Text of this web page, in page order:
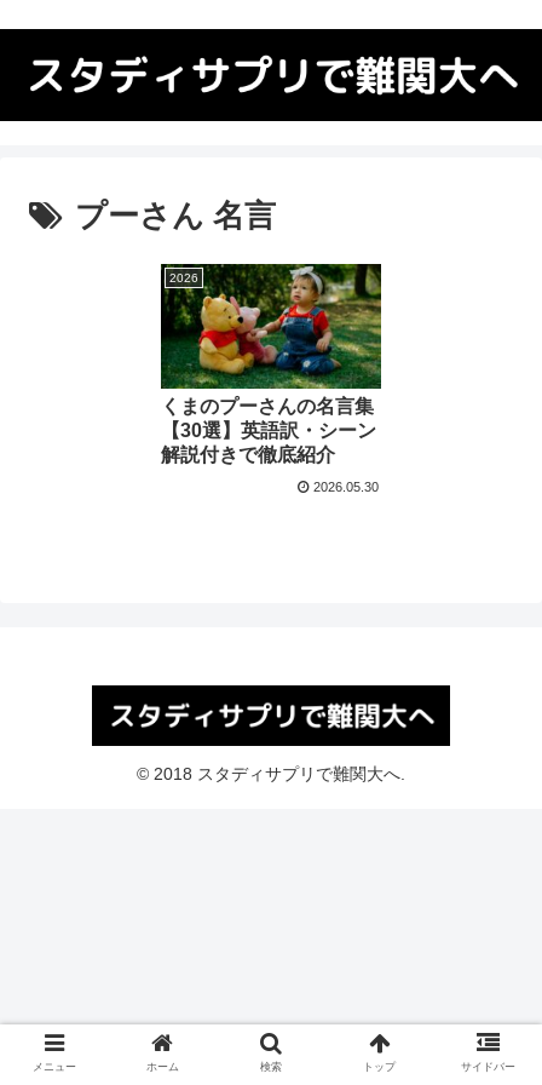
プーさん 名言
2026
くまのプーさんの名言集
【30選】英語訳・シーン
解説付きで徹底紹介
2026.05.30
© 2018 スタディサプリで難関大へ.
メニュー ホーム 検索 トップ サイドバー